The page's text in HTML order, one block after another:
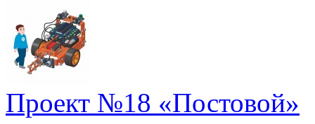
Проект №18 «Постовой»